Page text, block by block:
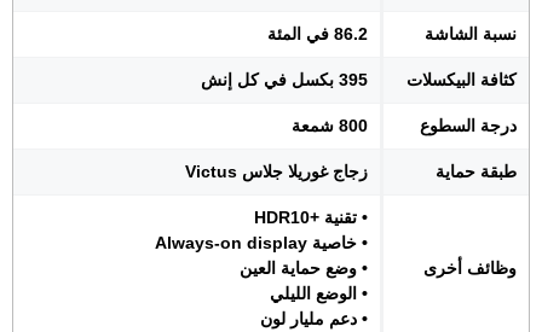
نسبة الشاشة 86.2 في المئة
كثافة البيكسلات 395 بكسل في كل إنش
درجة السطوع 800 شمعة
طبقة حماية زجاج غوريلا جلاس Victus
وظائف أخرى
• تقنية +HDR10
• خاصية Always-on display
• وضع حماية العين
• الوضع الليلي
• دعم مليار لون